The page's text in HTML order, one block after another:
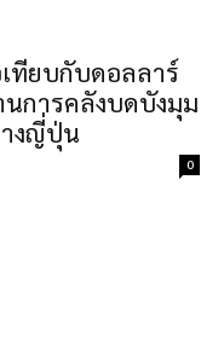
ทียบกับดอลลาร์
นการคลังบดบังมุม
างญี่ปุ่น
0